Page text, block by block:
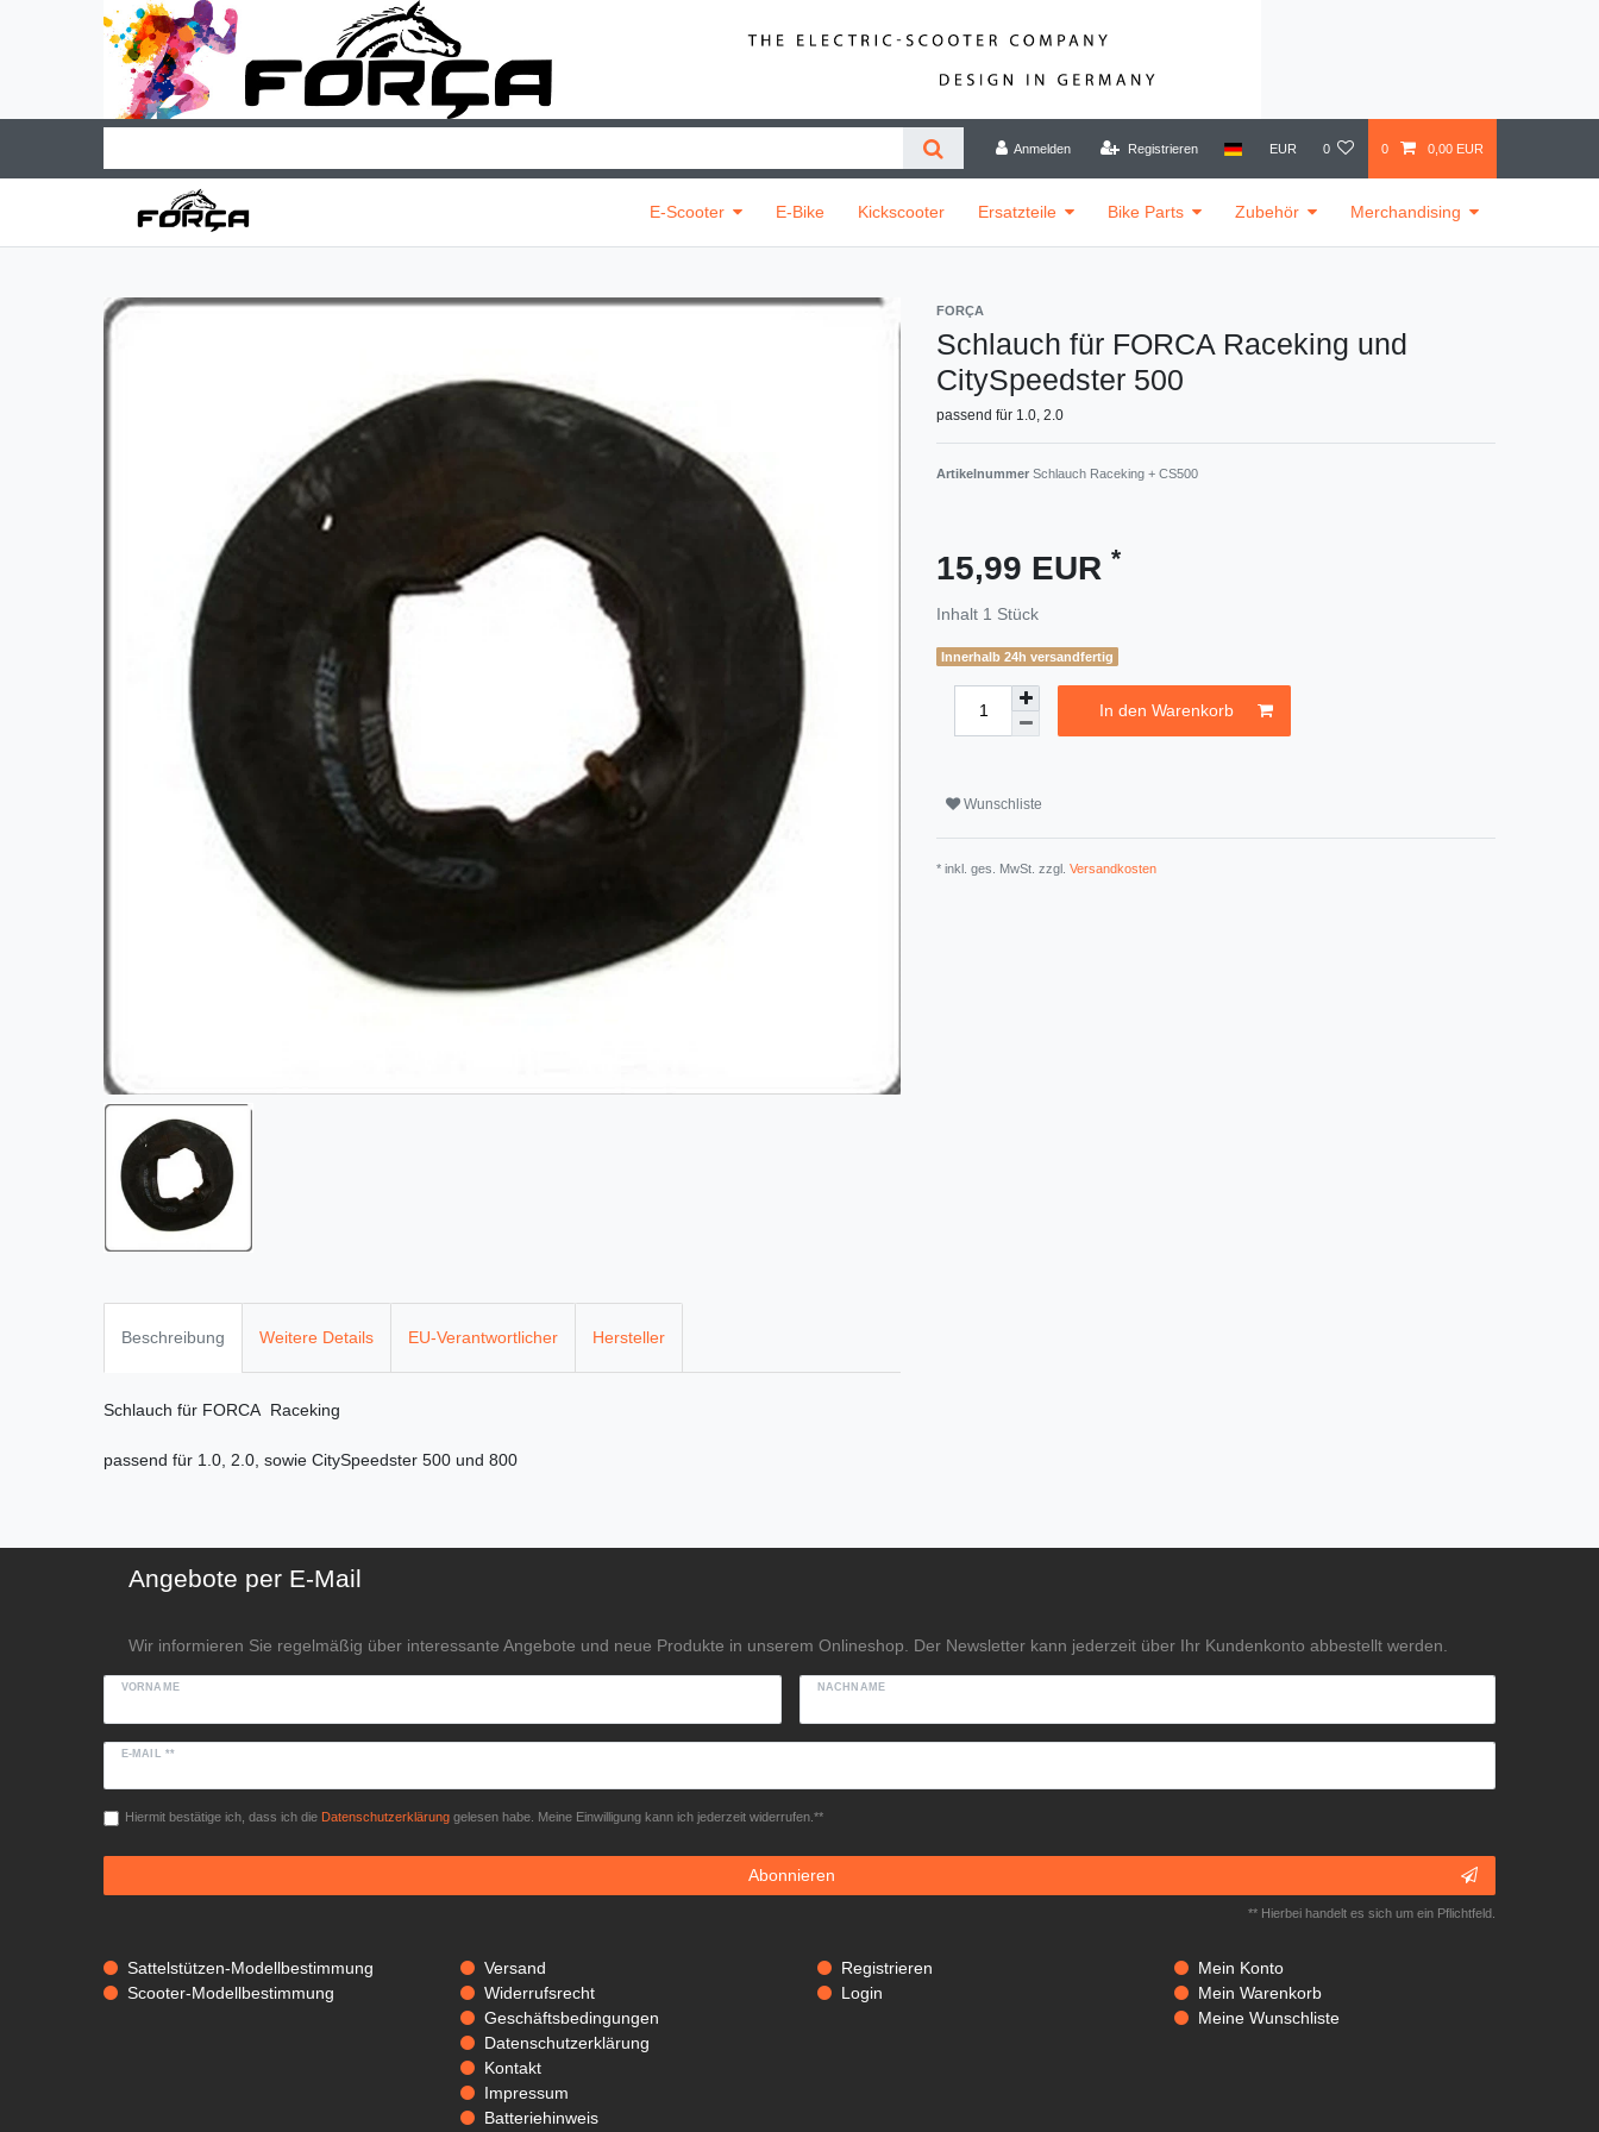
Anmelden Registrieren EUR 0 0 0,00 EUR
E-Scooter E-Bike Kickscooter Ersatzteile Bike Parts Zubehör Merchandising
FORÇA
Schlauch für FORCA Raceking und
CitySpeedster 500
passend für 1.0, 2.0
Artikelnummer Schlauch Raceking + CS500
15,99 EUR *
Inhalt 1 Stück
Innerhalb 24h versandfertig
In den Warenkorb
Wunschliste
* inkl. ges. MwSt. zzgl. Versandkosten
Beschreibung Weitere Details EU-Verantwortlicher Hersteller
Schlauch für FORCA Raceking
passend für 1.0, 2.0, sowie CitySpeedster 500 und 800
Angebote per E-Mail
Wir informieren Sie regelmäßig über interessante Angebote und neue Produkte in unserem Onlineshop. Der Newsletter kann jederzeit über Ihr Kundenkonto abbestellt werden.
VORNAME NACHNAME
E-MAIL **
Hiermit bestätige ich, dass ich die Daten­schutz­erklärunggelesen habe. Meine Einwilligung kann ich jederzeit widerrufen.**
Abonnieren
** Hierbei handelt es sich um ein Pflichtfeld.
Sattelstützen-Modellbestimmung
Scooter-Modellbestimmung
Versand
Widerrufsrecht
Geschäftsbedingungen
Datenschutzerklärung
Kontakt
Impressum
Batteriehinweis
Registrieren
Login
Mein Konto
Mein Warenkorb
Meine Wunschliste